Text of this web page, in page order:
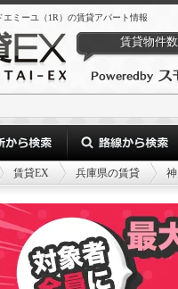
エミーユ（1R）の賃貸アパート情報
賃貸物件数
賃貸EX 兵庫県の賃貸